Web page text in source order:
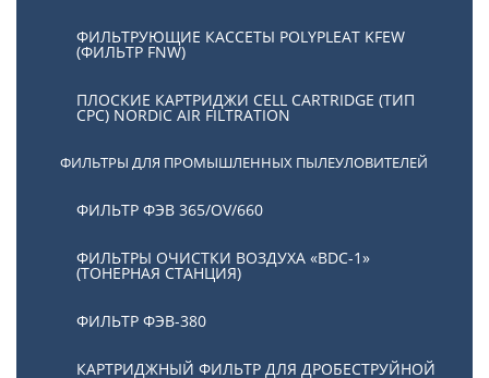
ФИЛЬТРУЮЩИЕ КАССЕТЫ POLYPLEAT KFEW
(ФИЛЬТР FNW)
ПЛОСКИЕ КАРТРИДЖИ CELL CARTRIDGE (ТИП
СРС) NORDIC AIR FILTRATION
ФИЛЬТРЫ ДЛЯ ПРОМЫШЛЕННЫХ ПЫЛЕУЛОВИТЕЛЕЙ
ФИЛЬТР ФЭВ 365/OV/660
ФИЛЬТРЫ ОЧИСТКИ ВОЗДУХА «BDC-1»
(ТОНЕРНАЯ СТАНЦИЯ)
ФИЛЬТР ФЭВ-380
КАРТРИДЖНЫЙ ФИЛЬТР ДЛЯ ДРОБЕСТРУЙНОЙ